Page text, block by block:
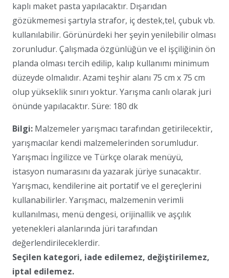
kaplı maket pasta yapılacaktır. Dışarıdan
gözükmemesi şartıyla strafor, iç destek,tel, çubuk vb.
kullanılabilir. Görünürdeki her şeyin yenilebilir olması
zorunludur. Çalışmada özgünlüğün ve el işçiliğinin ön
planda olması tercih edilip, kalıp kullanımı minimum
düzeyde olmalıdır. Azami teşhir alanı 75 cm x 75 cm
olup yükseklik sınırı yoktur. Yarışma canlı olarak juri
önünde yapılacaktır. Süre: 180 dk
Bilgi: Malzemeler yarışmacı tarafından getirilecektir,
yarışmacılar kendi malzemelerinden sorumludur.
Yarışmacı İngilizce ve Türkçe olarak menüyü,
istasyon numarasını da yazarak jüriye sunacaktır.
Yarışmacı, kendilerine ait portatif ve el gereçlerini
kullanabilirler. Yarışmacı, malzemenin verimli
kullanılması, menü dengesi, orijinallik ve aşçılık
yetenekleri alanlarında jüri tarafından
değerlendirileceklerdir.
Seçilen kategori, iade edilemez, değiştirilemez,
iptal edilemez.